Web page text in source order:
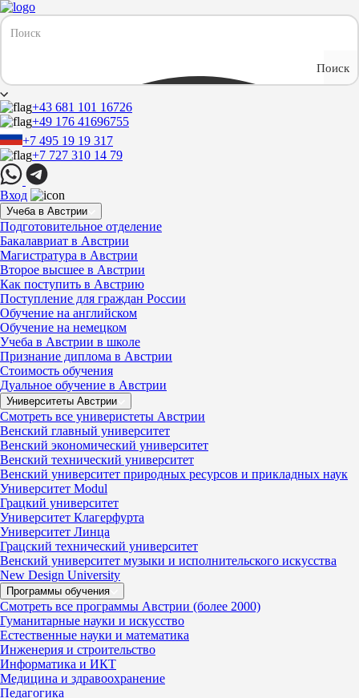
Поиск
+43 681 101 16726
+49 176 41696755
+7 495 19 19 317
+7 727 310 14 79
Вход
Учеба в Австрии
Подготовительное отделение
Бакалавриат в Австрии
Магистратура в Австрии
Второе высшее в Австрии
Как поступить в Австрию
Поступление для граждан России
Обучение на английском
Обучение на немецком
Учеба в Австрии в школе
Признание диплома в Австрии
Стоимость обучения
Дуальное обучение в Австрии
Университеты Австрии
Смотреть все универистеты Австрии
Венский главный университет
Венский экономический университет
Венский технический университет
Венский университет природных ресурсов и прикладных наук
Университет Modul
Грацкий университет
Университет Клагерфурта
Университет Линца
Грацский технический университет
Венский университет музыки и исполнительского искусства
New Design University
Программы обучения
Смотреть все программы Австрии (более 2000)
Гуманитарные науки и искусство
Естественные науки и математика
Инженерия и строительство
Информатика и ИКТ
Медицина и здравоохранение
Педагогика